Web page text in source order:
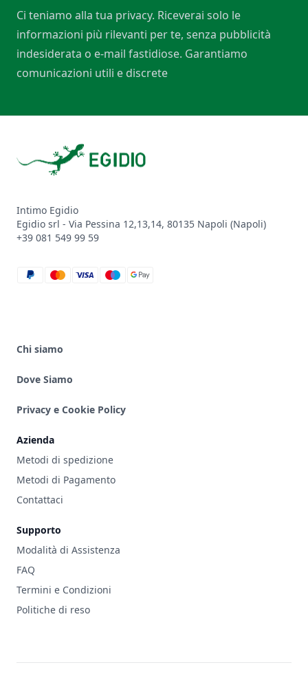
Ci teniamo alla tua privacy. Riceverai solo le
informazioni più rilevanti per te, senza pubblicità
indesiderata o e-mail fastidiose. Garantiamo
comunicazioni utili e discrete
Intimo Egidio
Egidio srl - Via Pessina 12,13,14, 80135 Napoli (Napoli)
+39 081 549 99 59
paypal
mastercard
visa
maestro
google_pay
Chi siamo
Dove Siamo
Privacy e Cookie Policy
Azienda
Metodi di spedizione
Metodi di Pagamento
Contattaci
Supporto
Modalità di Assistenza
FAQ
Termini e Condizioni
Politiche di reso